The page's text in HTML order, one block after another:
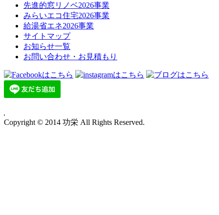
先進的窓リノベ2026事業
みらいエコ住宅2026事業
給湯省エネ2026事業
サイトマップ
お知らせ一覧
お問い合わせ・お見積もり
Copyright © 2014 功栄 All Rights Reserved.